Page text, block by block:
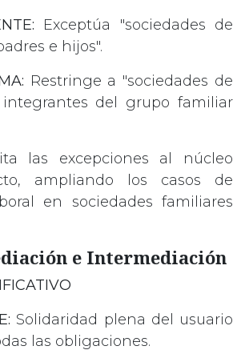
Exceptúa "sociedades de
e hijos".
Restringe a "sociedades de
del grupo familiar
las excepciones al núcleo
ampliando los casos de
en sociedades familiares
e Intermediación
Solidaridad plena del usuario
las obligaciones.